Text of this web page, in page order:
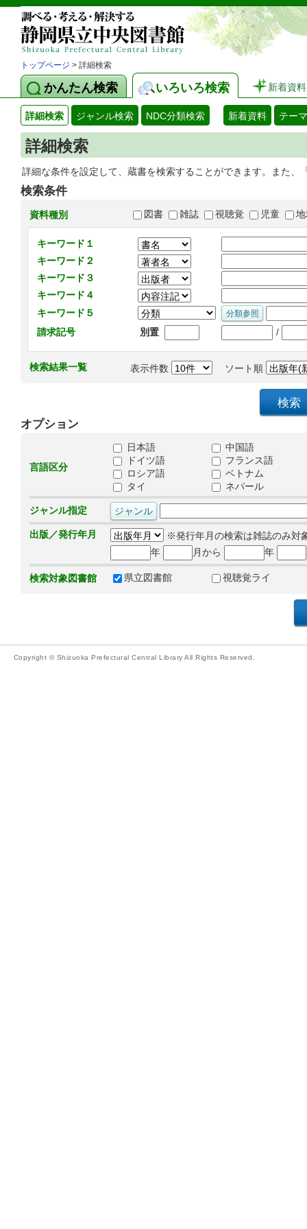
トップページ > 詳細検索
かんたん検索 いろいろ検索 新着資料
詳細検索 ジャンル検索 NDC分類検索 新着資料 テー
詳細検索
詳細な条件を設定して、蔵書を検索することができます。また
検索条件
資料種別 図書 雑誌 視聴覚 児童
キーワード１
キーワード２
キーワード３
キーワード４
キーワード５
請求記号
別置 /
検索結果一覧 表示件数 ソート順
オプション
言語区分
日本語
中国語
ドイツ語
フランス語
ロシア語
ベトナム
タイ
ネパール
ジャンル指定
出版／発行年月
※発行年月の検索は雑誌のみ対
年
月から 年
検索対象図書館 県立図書館 視聴覚ライ
Copyright © Shizuoka Prefectural Central Library All Rights Reserved.